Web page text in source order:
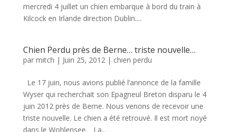
mercredi 4 juillet un chien embarque à bord du train à
Kilcock en Irlande direction Dublin....
Chien Perdu près de Berne… triste nouvelle…
par mitch | Juin 25, 2012| chien perdu
Le 17 juin, nous avions publié l’annonce de la famille
Wyser qui recherchait son Epagneul Breton disparu le 4
juin 2012 près de Berne. Nous venons de recevoir une
triste nouvelle. Le chien a été retrouvé. Il est mort noyé
dans le Wohlensee. La...